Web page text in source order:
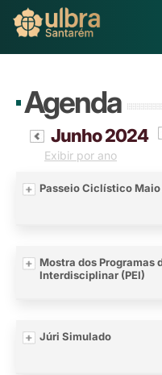
Ensino Básico
Educação a Distância
Pesquisa
Inovação
Agenda
Junho 2024
Exibir por ano
Passeio Ciclístico
Mostra dos Programas
Interdisciplinar (PEI)
Júri Simulado